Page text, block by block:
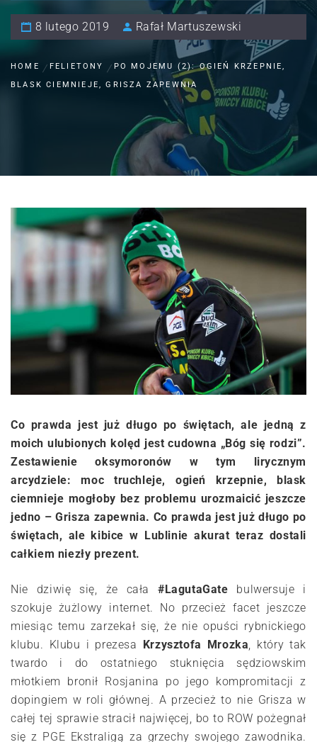
8 lutego 2019 Rafał Martuszewski
HOME FELIETONY
PO MOJEMU (2): OGIEŃ KRZEPNIE,
BLASK CIEMNIEJE, GRISZA ZAPEWNIA
Co prawda jest już długo po świętach, ale jedną z
moich ulubionych kolęd jest cudowna „Bóg się rodzi”.
Zestawienie oksymoronów w tym lirycznym
arcydziele: moc truchleje, ogień krzepnie, blask
ciemnieje mogłoby bez problemu urozmaicić jeszcze
jedno – Grisza zapewnia. Co prawda jest już długo po
świętach, ale kibice w Lublinie akurat teraz dostali
całkiem niezły prezent.
Nie dziwię się, że cała #LagutaGate bulwersuje i
szokuje żużlowy internet. No przecież facet jeszcze
miesiąc temu zarzekał się, że nie opuści rybnickiego
klubu. Klubu i prezesa Krzysztofa Mrozka , który tak
twardo i do ostatniego stuknięcia sędziowskim
młotkiem bronił Rosjanina po jego kompromitacji z
dopingiem w roli głównej. A przecież to nie Grisza w
całej tej sprawie stracił najwięcej, bo to ROW pożegnał
się z PGE Ekstraligą za grzechy swojego zawodnika.